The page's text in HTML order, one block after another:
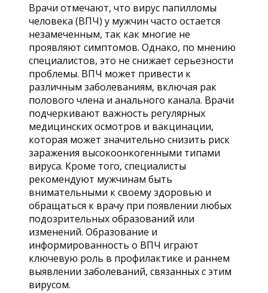
Врачи отмечают, что вирус папилломы
человека (ВПЧ) у мужчин часто остается
незамеченным, так как многие не
проявляют симптомов. Однако, по мнению
специалистов, это не снижает серьезности
проблемы. ВПЧ может привести к
различным заболеваниям, включая рак
полового члена и анального канала. Врачи
подчеркивают важность регулярных
медицинских осмотров и вакцинации,
которая может значительно снизить риск
заражения высокоонкогенными типами
вируса. Кроме того, специалисты
рекомендуют мужчинам быть
внимательными к своему здоровью и
обращаться к врачу при появлении любых
подозрительных образований или
изменений. Образование и
информированность о ВПЧ играют
ключевую роль в профилактике и раннем
выявлении заболеваний, связанных с этим
вирусом.